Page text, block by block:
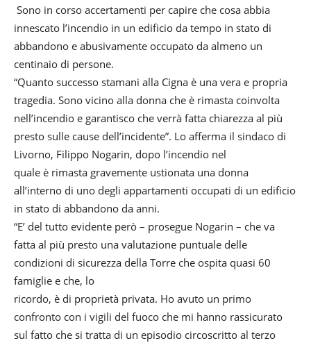
Sono in corso accertamenti per capire che cosa abbia
innescato l’incendio in un edificio da tempo in stato di
abbandono e abusivamente occupato da almeno un
centinaio di persone.
“Quanto successo stamani alla Cigna è una vera e propria
tragedia. Sono vicino alla donna che è rimasta coinvolta
nell’incendio e garantisco che verrà fatta chiarezza al più
presto sulle cause dell’incidente”. Lo afferma il sindaco di
Livorno, Filippo Nogarin, dopo l’incendio nel
quale è rimasta gravemente ustionata una donna
all’interno di uno degli appartamenti occupati di un edificio
in stato di abbandono da anni.
“E’ del tutto evidente però – prosegue Nogarin – che va
fatta al più presto una valutazione puntuale delle
condizioni di sicurezza della Torre che ospita quasi 60
famiglie e che, lo
ricordo, è di proprietà privata. Ho avuto un primo
confronto con i vigili del fuoco che mi hanno rassicurato
sul fatto che si tratta di un episodio circoscritto al terzo